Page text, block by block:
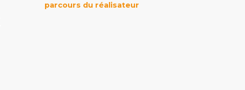
parcours du réalisateur